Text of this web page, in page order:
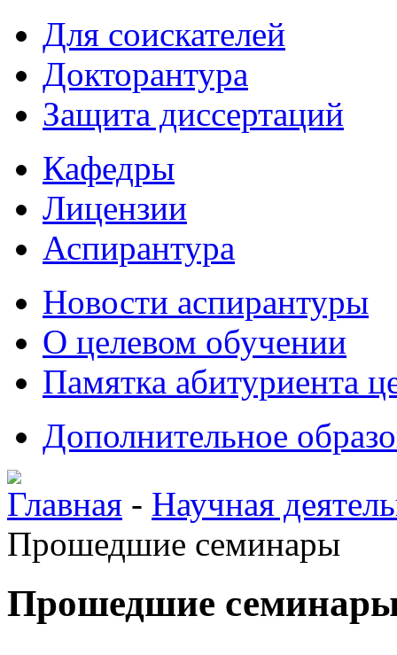
Для соискателей
Докторантура
Защита диссертаций
Кафедры
Лицензии
Аспирантура
Новости аспирантуры
О целевом обучении
Памятка абитуриента
Дополнительное
Главная - Научная
Прошедшие семинары
Прошедшие